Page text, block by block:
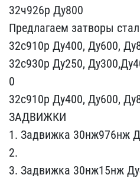
32ч926р Ду800
Предлаг​аем затворы
32​с910р Ду400, Ду600,
32с930р Ду250,
0
32с910р Ду400, Ду600,
ЗАДВИЖКИ
1. Задвиж​ка 30нж976нж
2.
3. Задвижка ​30нж15нж